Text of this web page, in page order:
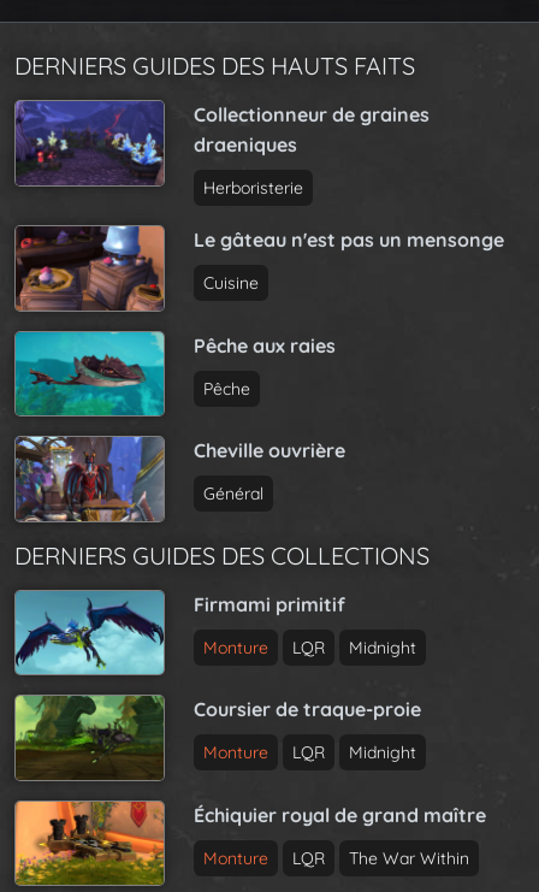
DERNIERS GUIDES DES HAUTS FAITS
Collectionneur de graines
draeniques
Herboristerie
Le gâteau n'est pas un mensonge
Cuisine
Pêche aux raies
Pêche
Cheville ouvrière
Général
DERNIERS GUIDES DES COLLECTIONS
Firmami primitif
Monture LQR Midnight
Coursier de traque-proie
Monture LQR Midnight
Échiquier royal de grand maître
Monture LQR The War Within